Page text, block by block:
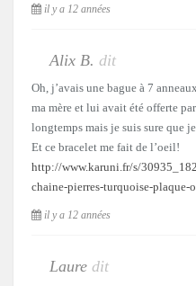
il y a 12 années
Alix B. dit
Oh, j’avais une bague à 7
ma mère et lui avait été offerte
longtemps mais je suis sure que
Et ce bracelet me fait de l’oeil!
http://www.karuni.fr/s/
chaine-pierres-turquoise-
il y a 12 années
Laure dit